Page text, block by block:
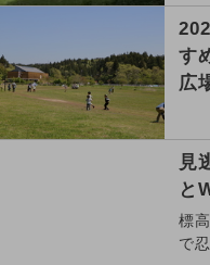
す
広
見
と
標
で